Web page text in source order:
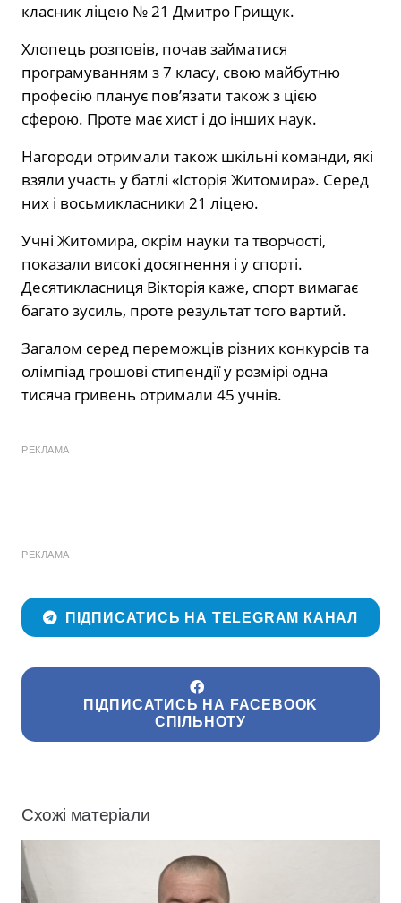
класник ліцею № 21 Дмитро Грищук.
Хлопець розповів, почав займатися
програмуванням з 7 класу, свою майбутню
професію планує пов’язати також з цією
сферою. Проте має хист і до інших наук.
Нагороди отримали також шкільні команди, які
взяли участь у батлі «Історія Житомира». Серед
них і восьмикласники 21 ліцею.
Учні Житомира, окрім науки та творчості,
показали високі досягнення і у спорті.
Десятикласниця Вікторія каже, спорт вимагає
багато зусиль, проте результат того вартий.
Загалом серед переможців різних конкурсів та
олімпіад грошові стипендії у розмірі одна
тисяча гривень отримали 45 учнів.
РЕКЛАМА
РЕКЛАМА
ПІДПИСАТИСЬ НА TELEGRAM КАНАЛ
ПІДПИСАТИСЬ НА FACEBOOK
СПІЛЬНОТУ
Схожі матеріали